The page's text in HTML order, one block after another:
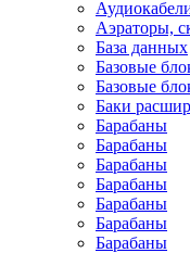
Аэраторы,
База данных
Базовые
Базовые
Баки
Барабаны
Барабаны
Барабаны
Барабаны
Барабаны
Барабаны
Барабаны